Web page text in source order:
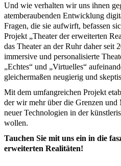
Und wie verhalten wir uns ihnen
atemberaubenden Entwicklung
Fragen, die sie aufwirft, befassen
Projekt „Theater der erweiterten
das Theater an der Ruhr daher seit
immersive und personalisierte
„Echtes“ und „Virtuelles“
gleichermaßen neugierig und
Mit dem umfangreichen Projekt
der wir mehr über die Grenzen und
neuer Technologien in der
wollen.
Tauchen Sie mit uns ein in die
erweiterten Realitäten!